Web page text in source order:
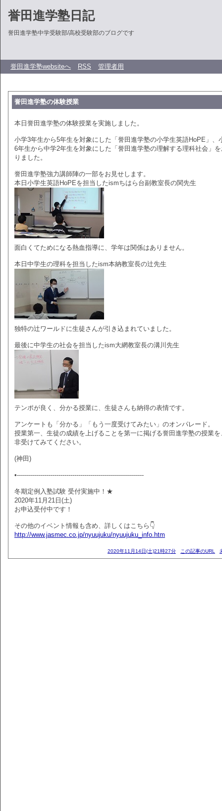
誉田進学塾日記
誉田進学塾中学受験部/高校受験部のブログです
誉田進学塾websiteへ RSS 管理者用
誉田進学塾の体験授業
本日誉田進学塾の体験授業を実施しました。
小学3年生から5年生を対象にした「誉田進学塾の小学生英語HoPE」、
6年生から中学2年生を対象にした「誉田進学塾の理解する理科社会」
りました。
誉田進学塾強力講師陣の一部をお見せします。
本日小学生英語HoPEを担当したismちはら台副教室長の関先生
面白くてためになる熱血指導に、学年は関係はありません。
本日中学生の理科を担当したism本納教室長の辻先生
独特の辻ワールドに生徒さんが引き込まれていました。
最後に中学生の社会を担当したism大網教室長の溝川先生
テンポが良く、分かる授業に、生徒さんも納得の表情です。
アンケートも「分かる」「もう一度受けてみたい」のオンパレード。
授業第一、生徒の成績を上げることを第一に掲げる誉田進学塾の授業を
非受けてみてください。
(神田)
•----------------------------------------------------------------
冬期定例入塾試験 受付実施中！★
2020年11月21日(土)
お申込受付中です！
その他のイベント情報も含め、詳しくはこちら👇
http://www.jasmec.co.jp/nyuujuku/nyuujuku_info.htm
2020年11月14日(土)21時27分 この記事のURL